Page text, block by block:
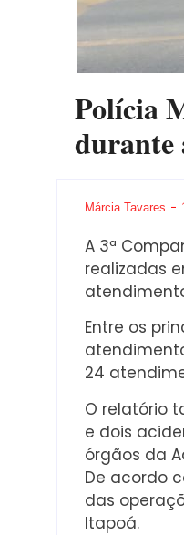
Polícia
durante
Márcia Tavares
A 3ª
realizadas
Entre os
24
O relatório
e dois
órgãos da
De acordo
das
Itapoá.